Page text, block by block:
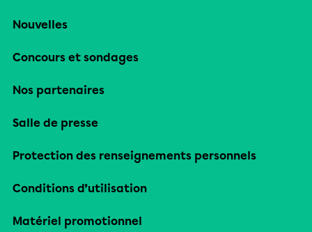
Nouvelles
Concours et sondages
Nos partenaires
Salle de presse
Protection des renseignements personnels
Conditions d’utilisation
Matériel promotionnel